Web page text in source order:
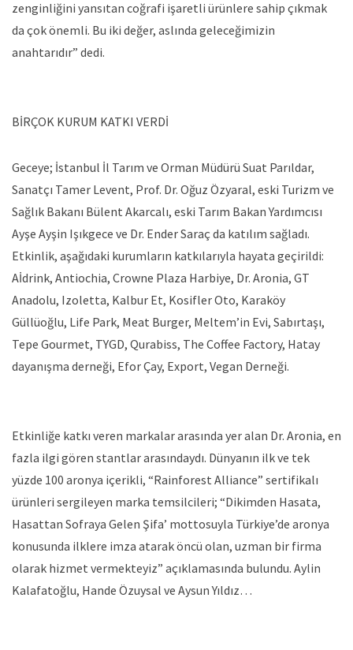
zenginliğini yansıtan coğrafi işaretli ürünlere sahip çıkmak
da çok önemli. Bu iki değer, aslında geleceğimizin
anahtarıdır” dedi.
BİRÇOK KURUM KATKI VERDİ
Geceye; İstanbul İl Tarım ve Orman Müdürü Suat Parıldar,
Sanatçı Tamer Levent, Prof. Dr. Oğuz Özyaral, eski Turizm ve
Sağlık Bakanı Bülent Akarcalı, eski Tarım Bakan Yardımcısı
Ayşe Ayşin Işıkgece ve Dr. Ender Saraç da katılım sağladı.
Etkinlik, aşağıdaki kurumların katkılarıyla hayata geçirildi:
Aİdrink, Antiochia, Crowne Plaza Harbiye, Dr. Aronia, GT
Anadolu, Izoletta, Kalbur Et, Kosifler Oto, Karaköy
Güllüoğlu, Life Park, Meat Burger, Meltem’in Evi, Sabırtaşı,
Tepe Gourmet, TYGD, Qurabiss, The Coffee Factory, Hatay
dayanışma derneği, Efor Çay, Export, Vegan Derneği.
Etkinliğe katkı veren markalar arasında yer alan Dr. Aronia, en
fazla ilgi gören stantlar arasındaydı. Dünyanın ilk ve tek
yüzde 100 aronya içerikli, “Rainforest Alliance” sertifikalı
ürünleri sergileyen marka temsilcileri; “Dikimden Hasata,
Hasattan Sofraya Gelen Şifa’ mottosuyla Türkiye’de aronya
konusunda ilklere imza atarak öncü olan, uzman bir firma
olarak hizmet vermekteyiz” açıklamasında bulundu. Aylin
Kalafatoğlu, Hande Özuysal ve Aysun Yıldız…